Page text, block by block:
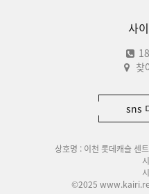
사
찾
sns
상호명 : 이천 롯데캐슬 센
©2025